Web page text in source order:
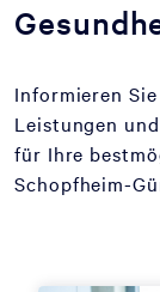
Informieren
Leistungen
für Ihre
Schopfheim-